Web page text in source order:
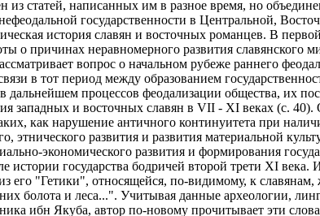
из статей, написанных им в разное время, но
государственности в Центральной,
история славян и восточных романцев. В
о причинах неравномерного развития славянского
вопрос о начальном рубеже раннего
в тот период между образованием
дальнейшем процессов феодализации общества, их
западных и восточных славян в VII - XI веках (с. 40).
как нарушение античного континуитета при
этнического развития и развития материальной
экономического развития и формирования
истории государства бодричей второй трети XI века.
его "Гетики", относящейся, по-видимому, к
болота и леса...". Учитывая данные археологии,
ибн Якуба, автор по-новому прочитывает эти